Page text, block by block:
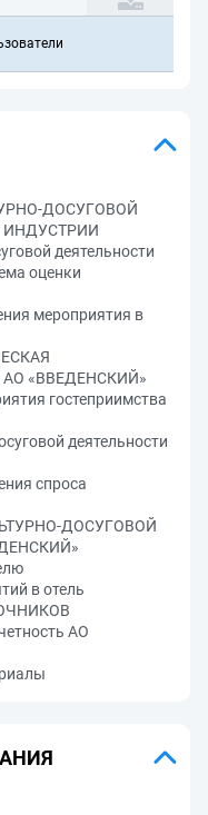
ДОСУГОВОЙ
ИНДУСТРИИ
деятельности
оценки
мероприятия в
«ВВЕДЕНСКИЙ»
гостеприимства
деятельности
спроса
ДОСУГОВОЙ
в отель
АО